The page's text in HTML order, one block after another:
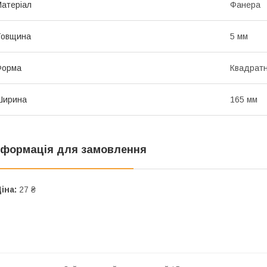
Фанера
5 мм
165 мм
для замовлення
27 ₴